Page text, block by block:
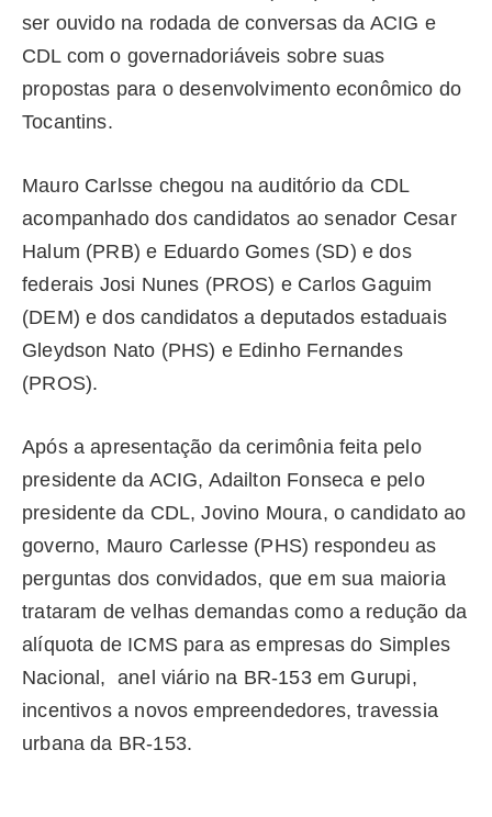
ser ouvido na rodada de conversas da ACIG e
CDL com o governadoriáveis sobre suas
propostas para o desenvolvimento econômico do
Tocantins.
Mauro Carlsse chegou na auditório da CDL
acompanhado dos candidatos ao senador Cesar
Halum (PRB) e Eduardo Gomes (SD) e dos
federais Josi Nunes (PROS) e Carlos Gaguim
(DEM) e dos candidatos a deputados estaduais
Gleydson Nato (PHS) e Edinho Fernandes
(PROS).
Após a apresentação da cerimônia feita pelo
presidente da ACIG, Adailton Fonseca e pelo
presidente da CDL, Jovino Moura, o candidato ao
governo, Mauro Carlesse (PHS) respondeu as
perguntas dos convidados, que em sua maioria
trataram de velhas demandas como a redução da
alíquota de ICMS para as empresas do Simples
Nacional, anel viário na BR-153 em Gurupi,
incentivos a novos empreendedores, travessia
urbana da BR-153.